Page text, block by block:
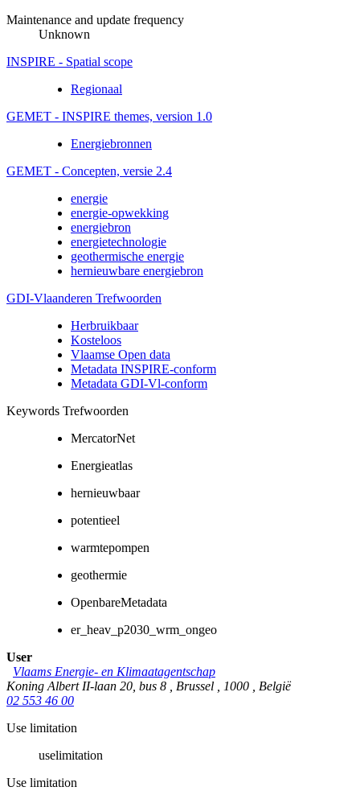
Maintenance and update frequency
Unknown
INSPIRE - Spatial scope
Regionaal
GEMET - INSPIRE themes, version 1.0
Energiebronnen
GEMET - Concepten, versie 2.4
energie
energie-opwekking
energiebron
energietechnologie
geothermische energie
hernieuwbare energiebron
GDI-Vlaanderen Trefwoorden
Herbruikbaar
Kosteloos
Vlaamse Open data
Metadata INSPIRE-conform
Metadata GDI-Vl-conform
Keywords Trefwoorden
MercatorNet
Energieatlas
hernieuwbaar
potentieel
warmtepompen
geothermie
OpenbareMetadata
er_heav_p2030_wrm_ongeo
User
Vlaams Energie- en Klimaatagentschap
Koning Albert II-laan 20, bus 8
Brussel 1000
België
02 553 46 00
Use limitation
uselimitation
Use limitation